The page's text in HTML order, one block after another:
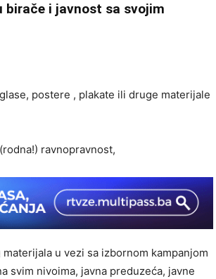
birače i javnost sa svojim
postere , plakate ili druge materijale
ravnopravnost,
u vezi sa izbornom kampanjom
svim nivoima, javna preduzeća, javne